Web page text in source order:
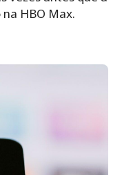
HBO Max.